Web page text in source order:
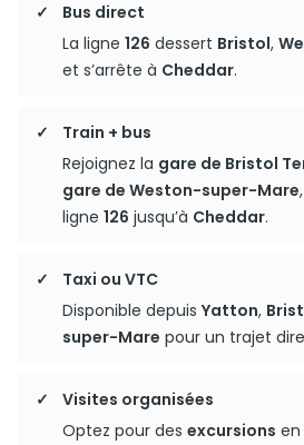
Bus direct
La ligne 126 dessert Bristol,
et s’arrête à Cheddar.
Train + bus
Rejoignez la gare de Bristol
gare de Weston-super-Mare
ligne 126 jusqu’à Cheddar.
Taxi ou VTC
Disponible depuis Yatton,
super-Mare pour un trajet
Visites organisées
Optez pour des excursions